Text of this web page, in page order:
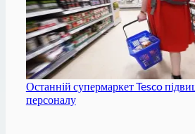
Останній супермаркет Tesco
персоналу